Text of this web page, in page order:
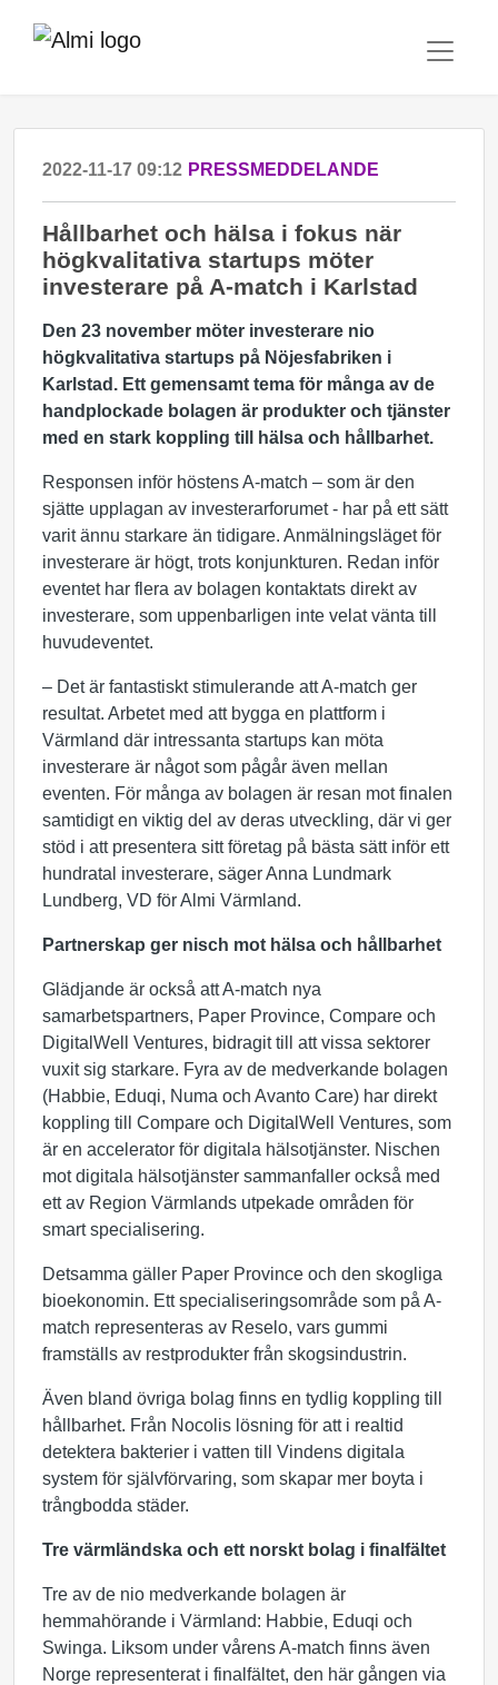
2022-11-17 09:12 PRESSMEDDELANDE
Hållbarhet och hälsa i fokus när
högkvalitativa startups möter
investerare på A-match i Karlstad
Den 23 november möter investerare nio
högkvalitativa startups på Nöjesfabriken i
Karlstad. Ett gemensamt tema för många av de
handplockade bolagen är produkter och tjänster
med en stark koppling till hälsa och hållbarhet.
Responsen inför höstens A-match – som är den
sjätte upplagan av investerarforumet - har på ett sätt
varit ännu starkare än tidigare. Anmälningsläget för
investerare är högt, trots konjunkturen. Redan inför
eventet har flera av bolagen kontaktats direkt av
investerare, som uppenbarligen inte velat vänta till
huvudeventet.
– Det är fantastiskt stimulerande att A-match ger
resultat. Arbetet med att bygga en plattform i
Värmland där intressanta startups kan möta
investerare är något som pågår även mellan
eventen. För många av bolagen är resan mot finalen
samtidigt en viktig del av deras utveckling, där vi ger
stöd i att presentera sitt företag på bästa sätt inför ett
hundratal investerare, säger Anna Lundmark
Lundberg, VD för Almi Värmland.
Partnerskap ger nisch mot hälsa och hållbarhet
Glädjande är också att A-match nya
samarbetspartners, Paper Province, Compare och
DigitalWell Ventures, bidragit till att vissa sektorer
vuxit sig starkare. Fyra av de medverkande bolagen
(Habbie, Eduqi, Numa och Avanto Care) har direkt
koppling till Compare och DigitalWell Ventures, som
är en accelerator för digitala hälsotjänster. Nischen
mot digitala hälsotjänster sammanfaller också med
ett av Region Värmlands utpekade områden för
smart specialisering.
Detsamma gäller Paper Province och den skogliga
bioekonomin. Ett specialiseringsområde som på A-
match representeras av Reselo, vars gummi
framställs av restprodukter från skogsindustrin.
Även bland övriga bolag finns en tydlig koppling till
hållbarhet. Från Nocolis lösning för att i realtid
detektera bakterier i vatten till Vindens digitala
system för självförvaring, som skapar mer boyta i
trångbodda städer.
Tre värmländska och ett norskt bolag i finalfältet
Tre av de nio medverkande bolagen är
hemmahörande i Värmland: Habbie, Eduqi och
Swinga. Liksom under vårens A-match finns även
Norge representerat i finalfältet, den här gången via